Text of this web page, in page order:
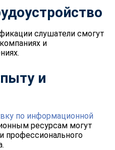
слушатели смогут
и
и
по информационной
ресурсам могут
профессионального